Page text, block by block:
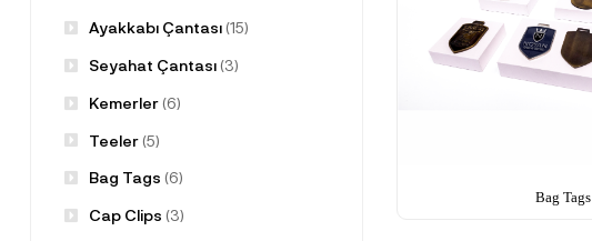
Bag Tags
Ayakkabı Çantası(15)
Seyahat Çantası(3)
Kemerler(6)
Teeler(5)
Bag Tags (6)
Cap Clips (3)